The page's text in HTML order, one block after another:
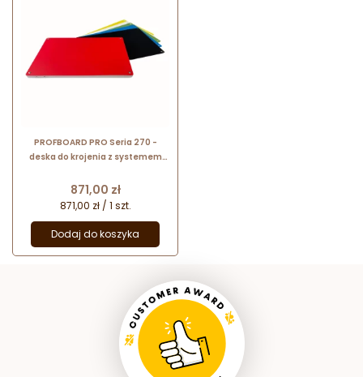
PROFBOARD PRO Seria 270 -
deska do krojenia z systemem
szer. 325 mm
Cena
871,00 zł
871,00 zł / 1 szt.
Dodaj do koszyka